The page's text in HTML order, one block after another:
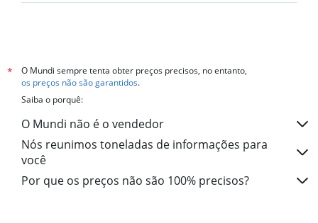
*
O Mundi sempre tenta obter preços precisos, no entanto,
os preços não são garantidos.
Saiba o porquê:
O Mundi não é o vendedor
Nós reunimos toneladas de informações para
você
Por que os preços não são 100% precisos?